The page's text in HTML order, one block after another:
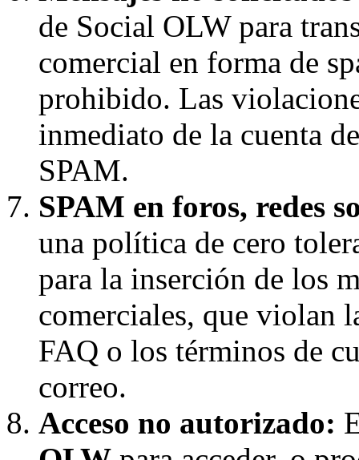
de Social OLW para
comercial en forma de
prohibido. Las
inmediato de la cuenta
SPAM.
SPAM en foros, redes
una política de cero
para la inserción de los
comerciales, que violan
FAQ o los términos de
correo.
Acceso no autorizado: